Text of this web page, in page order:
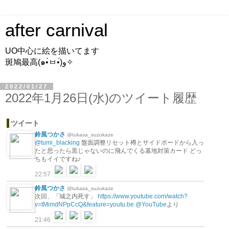
after carnival
UO中心に絵を描いてます
斑鳩最高(๑•̀ㅂ•́)و✧
2022/01/27
2022年1月26日(水)のツイート履歴
ツイート
鈴風つかさ @tukasa_suzukaze
@tumi_blacking 盤面調整リセット樽とサイドボードから入っ
たと思ったら黒じゃないのに飛んでくる墓地対策カード どっ
ちもイイですね♪
22:57
鈴風つかさ @tukasa_suzukaze
次回、「城之内死す」 https://www.youtube.com/watch?
v=tMimdNPpCcQ&feature=youtu.be @YouTube より
21:46